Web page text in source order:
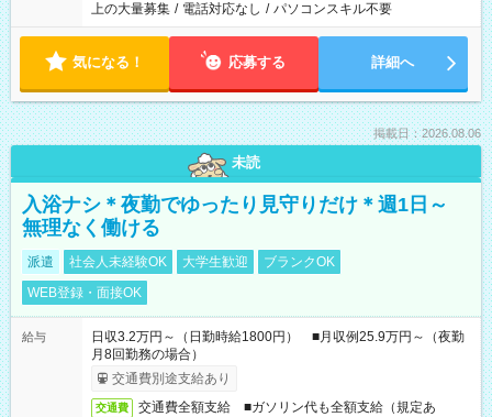
上の大量募集 / 電話対応なし / パソコンスキル不要
気になる！ 応募する 詳細へ
掲載日：2026.08.06
未読
入浴ナシ＊夜勤でゆったり見守りだけ＊週1日～
無理なく働ける
派遣 社会人未経験OK 大学生歓迎
ブランクOK
WEB登録・面接OK
給与
日収3.2万円～（日勤時給1800円） ■月収例25.9万円～（夜勤
月8回勤務の場合）
交通費別途支給あり
交通費
交通費全額支給 ■ガソリン代も全額支給（規定あ